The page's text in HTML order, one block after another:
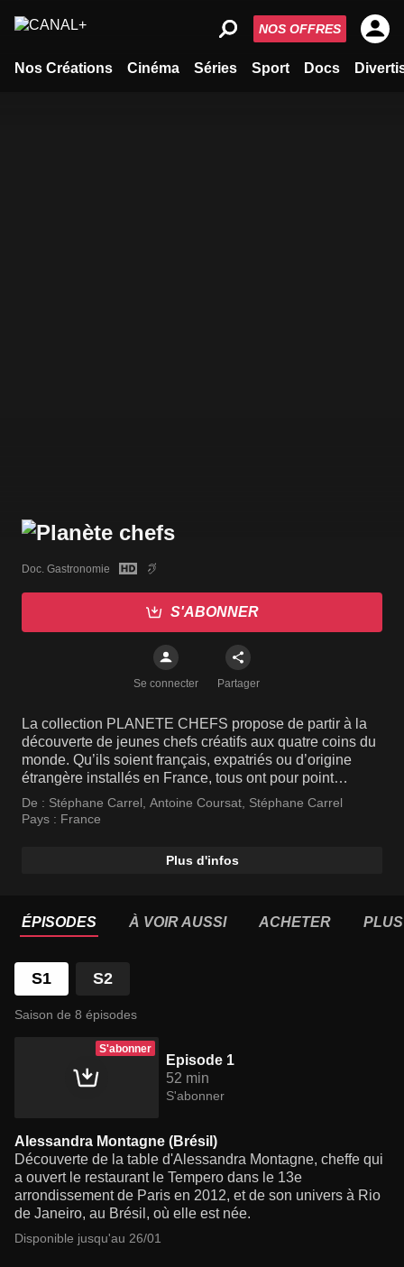
Nos Créations Cinéma Séries Sport Docs
NOS OFFRES
Doc. Gastronomie
S'ABONNER
Se connecter Partager
La collection PLANETE CHEFS propose de partir à la
découverte de jeunes chefs créatifs aux quatre coins du
monde. Qu’ils soient français, expatriés ou d’origine
étrangère installés en France, tous ont pour point
commun la passion de la cuisine qu’ils subliment sous
l’influence de leurs origines géographiques.
De : Stéphane Carrel, Antoine Coursat, Stéphane Carrel
Pays : France
Plus d'infos
ÉPISODES À VOIR AUSSI ACHETER
S1 S2
Saison de 8 épisodes
S'abonner
Episode 1
52 min
S'abonner
Alessandra Montagne (Brésil)
Découverte de la table d'Alessandra Montagne, cheffe qui
a ouvert le restaurant le Tempero dans le 13e
arrondissement de Paris en 2012, et de son univers à Rio
de Janeiro, au Brésil, où elle est née.
Disponible jusqu'au 26/01